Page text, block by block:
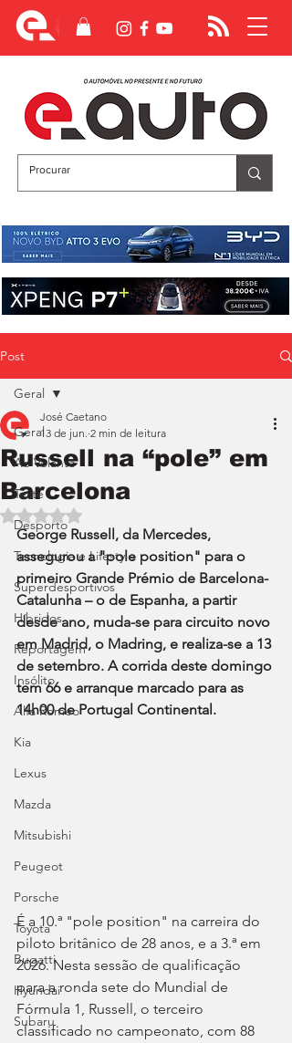
Post
Geral
Ao Volante
Teste
Desporto
Tecnologia e Lifestyle
Superdesportivos
Híbridos
Reportagem
Insólito
Alfa Romeo
Kia
Lexus
Mazda
Mitsubishi
Peugeot
Porsche
Toyota
Bugatti
Hyundai
Subaru
Geral
Russell na “pole” em
Barcelona
José Caetano
13 de jun. 2 min de leitura
Avaliado com NaN de 5 estrelas.
George Russell, da Mercedes,
assegurou a "pole position" para o
primeiro Grande Prémio de Barcelona-
Catalunha – o de Espanha, a partir
desde ano, muda-se para circuito novo
em Madrid, o Madring, e realiza-se a 13
de setembro. A corrida deste domingo
tem 66 e arranque marcado para as
14h00 de Portugal Continental.
É a 10.ª "pole position" na carreira do
piloto britânico de 28 anos, e a 3.ª em
2026. Nesta sessão de qualificação
para a ronda sete do Mundial de
Fórmula 1, Russell, o terceiro
classificado no campeonato, com 88